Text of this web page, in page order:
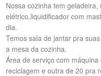
Nossa cozinha tem
elétrico,liquidificador com
dia.
Temos sala de jantar pra
a mesa da cozinha.
Área de serviço com
reciclagem e outra de 20 pra